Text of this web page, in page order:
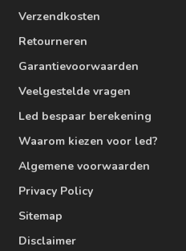
Verzendkosten
Retourneren
Garantievoorwaarden
Veelgestelde vragen
Led bespaar berekening
Waarom kiezen voor led?
Algemene voorwaarden
Privacy Policy
Sitemap
Disclaimer